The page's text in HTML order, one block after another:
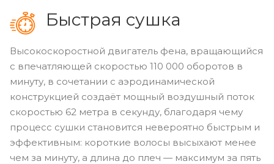
Быстрая сушка
Высокоскоростной двигатель фена, вращающийся
с впечатляющей скоростью 110 000 оборотов в
минуту, в сочетании с аэродинамической
конструкцией создаёт мощный воздушный поток
скоростью 62 метра в секунду, благодаря чему
процесс сушки становится невероятно быстрым и
эффективным: короткие волосы высыхают менее
чем за минуту, а длина до плеч — максимум за пять